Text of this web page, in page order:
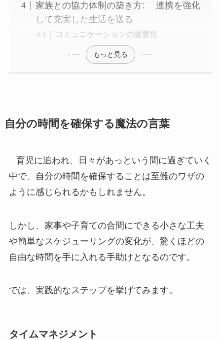
家族との協力体制の築き方: 連携を強化
して充実した生活を送る
コミュニケーションの重要性
もっと見る
自分の時間を確保する魔法の言葉
育児に追われ、日々があっという間に過ぎていく
中で、自分の時間を確保することは至難のワザの
ように感じられるかもしれません。
しかし、家事や子育ての合間にできる小さな工夫
や簡単なスケジューリングの変化が、驚くほどの
自由な時間を手に入れる手助けとなるのです。
では、実践的なステップを挙げてみます。
タイムマネジメント